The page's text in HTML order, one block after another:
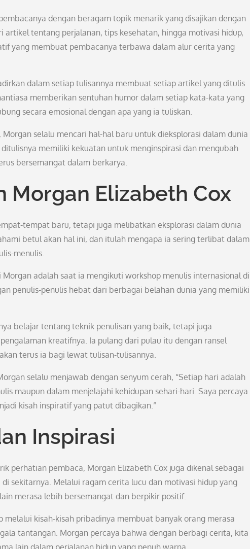
dengan beragam topik menarik yang disajikan dengan
artikel tentang perjalanan, tips kesehatan, hingga motivasi hidup,
yang membuat pembacanya terbawa dalam alur cerita yang
dalam setiap tulisannya membuat setiap artikel yang ditulis
memberikan sentuhan humor dalam setiap kata-kata yang
secara emosional dengan apa yang ia tuliskan.
selalu mencari hal-hal baru untuk dieksplorasi dalam dunia
memiliki kekuatan untuk menginspirasi dan mengubah
bersemangat dalam berkarya.
Morgan Elizabeth Cox
tempat baru, tetapi juga melibatkan eksplorasi dalam dunia
betul akan hal ini, dan itulah mengapa ia sering terlibat dalam
menulis.
adalah saat ia mengikuti workshop menulis internasional di
penulis-penulis hebat dari berbagai belahan dunia yang memiliki
belajar tentang teknik penulisan yang baik, tetapi juga
kreatifnya. Ia pulang dari pulau itu dengan ransel
terus ia bagi lewat tulisan-tulisannya.
selalu menjawab dengan senyum cerah, “Setiap hari adalah
maupun dalam menjelajahi kehidupan sehari-hari. Saya percaya
kisah inspiratif yang patut dibagikan.”
Inspirasi
perhatian pembaca, Morgan Elizabeth Cox juga dikenal sebagai
sekitarnya. Melalui ragam cerita lucu dan motivasi hidup yang
merasa lebih bersemangat dan berpikir positif.
kisah-kisah pribadinya membuat banyak orang merasa
tantangan. Morgan percaya bahwa dengan berbagi cerita, kita
lain dalam perjalanan hidup yang penuh warna.